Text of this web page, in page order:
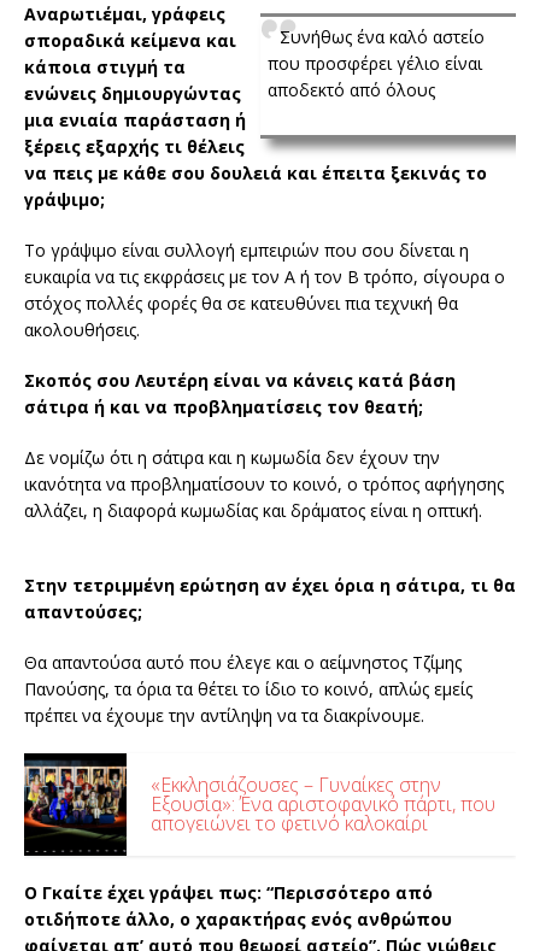
Συνήθως ένα καλό αστείο
που προσφέρει γέλιο είναι
αποδεκτό από όλους
Αναρωτιέμαι, γράφεις
σποραδικά κείμενα και
κάποια στιγμή τα
ενώνεις δημιουργώντας
μια ενιαία παράσταση ή
ξέρεις εξαρχής τι θέλεις
να πεις με κάθε σου δουλειά και έπειτα ξεκινάς το
γράψιμο;
Το γράψιμο είναι συλλογή εμπειριών που σου δίνεται η
ευκαιρία να τις εκφράσεις με τον Α ή τον Β τρόπο, σίγουρα ο
στόχος πολλές φορές θα σε κατευθύνει πια τεχνική θα
ακολουθήσεις.
Σκοπός σου Λευτέρη είναι να κάνεις κατά βάση
σάτιρα ή και να προβληματίσεις τον θεατή;
Δε νομίζω ότι η σάτιρα και η κωμωδία δεν έχουν την
ικανότητα να προβληματίσουν το κοινό, ο τρόπος αφήγησης
αλλάζει, η διαφορά κωμωδίας και δράματος είναι η οπτική.
Στην τετριμμένη ερώτηση αν έχει όρια η σάτιρα, τι θα
απαντούσες;
Θα απαντούσα αυτό που έλεγε και ο αείμνηστος Τζίμης
Πανούσης, τα όρια τα θέτει το ίδιο το κοινό, απλώς εμείς
πρέπει να έχουμε την αντίληψη να τα διακρίνουμε.
«Εκκλησιάζουσες – Γυναίκες στην
Εξουσία»: Ένα αριστοφανικό πάρτι, που
απογειώνει το φετινό καλοκαίρι
Ο Γκαίτε έχει γράψει πως: “Περισσότερο από
οτιδήποτε άλλο, ο χαρακτήρας ενός ανθρώπου
φαίνεται απ’ αυτό που θεωρεί αστείο”. Πώς νιώθεις